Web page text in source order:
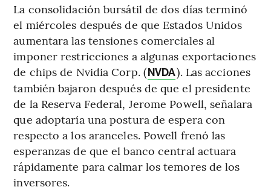
La consolidación bursátil de dos días terminó
el miércoles después de que Estados Unidos
aumentara las tensiones comerciales al
imponer restricciones a algunas exportaciones
de chips de Nvidia Corp. (NVDA). Las acciones
también bajaron después de que el presidente
de la Reserva Federal, Jerome Powell, señalara
que adoptaría una postura de espera con
respecto a los aranceles. Powell frenó las
esperanzas de que el banco central actuara
rápidamente para calmar los temores de los
inversores.